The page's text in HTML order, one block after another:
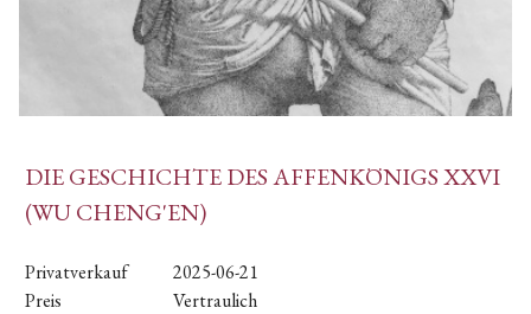
DIE GESCHICHTE DES AFFENKÖNIGS XXVI
(WU CHENG'EN)
Privatverkauf
2025-06-21
Preis
Vertraulich